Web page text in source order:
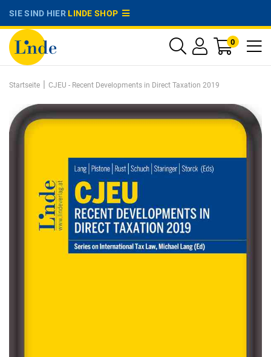
SIE SIND HIERLINDE SHOP
0
Startseite | CJEU - Recent Developments in Direct Taxation 2019